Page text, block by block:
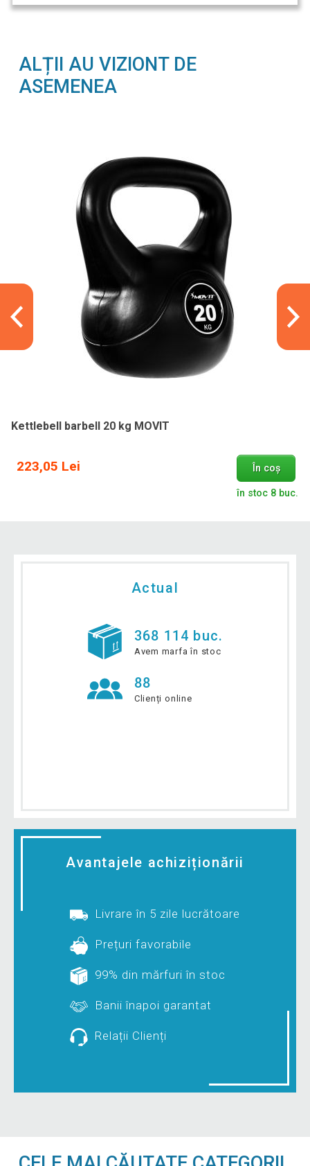
ALȚII AU VIZIONT DE
ASEMENEA
Kettlebell barbell 20 kg MOVIT
223,05 Lei În coș
în stoc 8 buc.
Actual
368 114 buc.
Avem marfa în stoc
88
Clienți online
Avantajele achiziționării
Livrare în 5 zile lucrătoare
Prețuri favorabile
99% din mărfuri în stoc
Banii înapoi garantat
Relații Clienți